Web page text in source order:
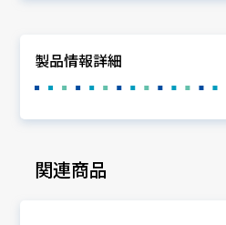
製品情報詳細
関連商品